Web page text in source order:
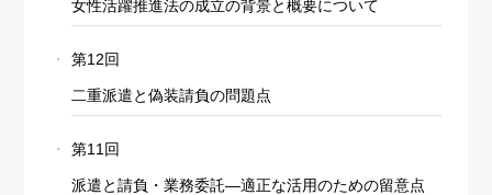
女性活躍推進法の成立の背景と概要について
第12回
二重派遣と偽装請負の問題点
第11回
派遣と請負・業務委託―適正な活用のための留意点